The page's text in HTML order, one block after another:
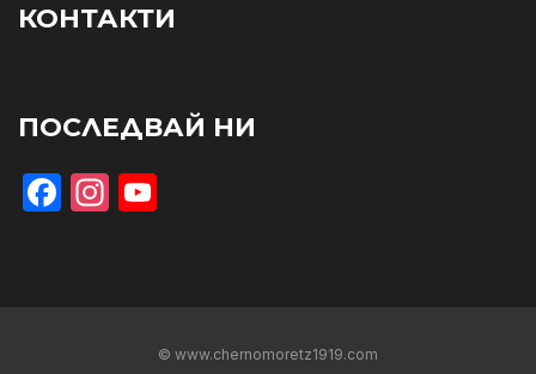
КОНТАКТИ
ПОСЛЕДВАЙ НИ
Facebook
Instagram
© www.chernomoretz1919.com